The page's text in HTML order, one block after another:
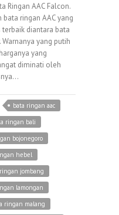
Ringan AAC Falcon.
ringan AAC yang
diantara bata
yang putih
yang
diminati oleh
bata ringan aac
ringan bali
bojonegoro
hebel
jombang
lamongan
ringan malang